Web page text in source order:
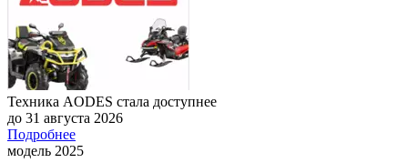
Техника AODES стала доступнее
до 31 августа 2026
Подробнее
модель 2025